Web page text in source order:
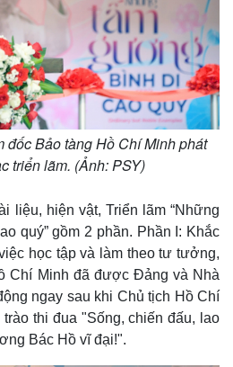
đốc Bảo tàng Hồ Chí Minh phát
triển lãm. (Ảnh: PSY)
liệu, hiện vật, Triển lãm “Những
quý” gồm 2 phần. Phần I: Khắc
học tập và làm theo tư tưởng,
Chí Minh đã được Đảng và Nhà
ngay sau khi Chủ tịch Hồ Chí
thi đua "Sống, chiến đấu, lao
Bác Hồ vĩ đại!".